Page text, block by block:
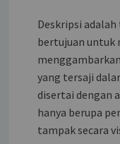
Deskripsi
bertujuan untuk
yang tersaji
disertai dengan
hanya berupa
tampak secara